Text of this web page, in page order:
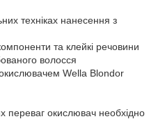
техніках нанесення з
та клейкі речовини
волосся
Wella Blondor
переваг окислювач необхідно